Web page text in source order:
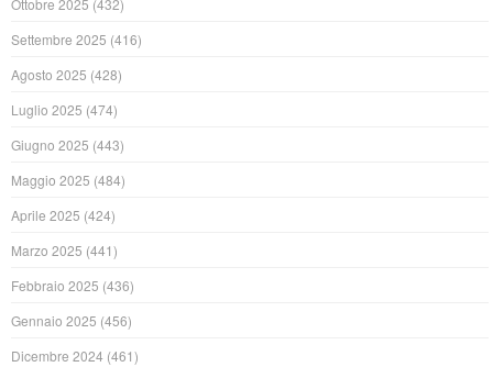
Ottobre 2025 (432)
Settembre 2025 (416)
Agosto 2025 (428)
Luglio 2025 (474)
Giugno 2025 (443)
Maggio 2025 (484)
Aprile 2025 (424)
Marzo 2025 (441)
Febbraio 2025 (436)
Gennaio 2025 (456)
Dicembre 2024 (461)